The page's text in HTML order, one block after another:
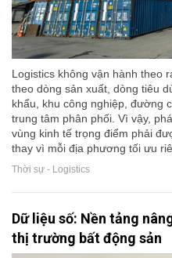
Logistics không vận hành theo
theo dòng sản xuất, dòng tiêu
khẩu, khu công nghiệp, đường
trung tâm phân phối. Vì vậy,
vùng kinh tế trọng điểm phải
thay vì mỗi địa phương tối ưu
Thời sự - Logistics
Dữ liệu số: Nền tảng
thị trường bất động sản